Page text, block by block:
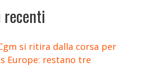
si ritira dalla corsa per
Europe: restano tre